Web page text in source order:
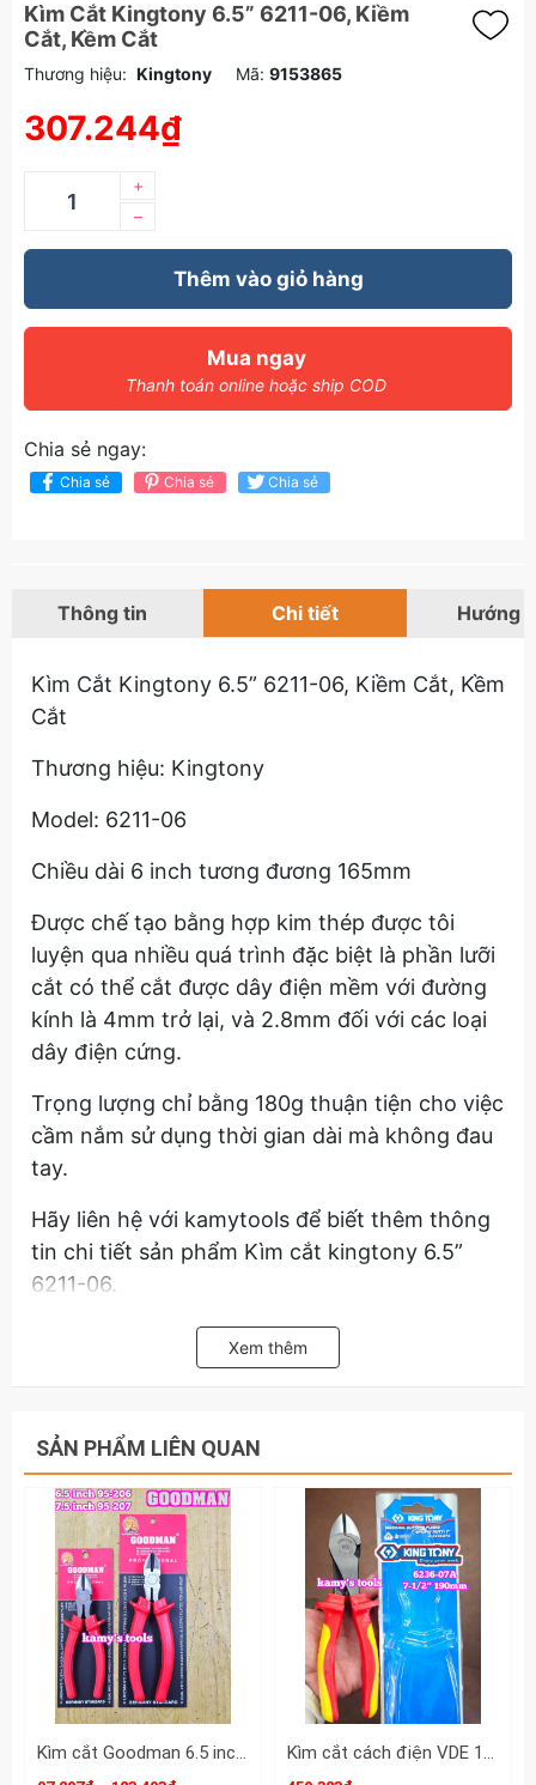
Kìm Cắt Kingtony 6.5” 6211-06, Kiềm
Cắt, Kềm Cắt
Thương hiệu: Kingtony Mã: 9153865
307.244₫
–
+
Thêm vào giỏ hàng
Mua ngay
Thanh toán online hoặc ship COD
Chia sẻ ngay:
Chia sẻ Chia sẻ Chia sẻ
Thông tin Chi tiết Hướng
Kìm Cắt Kingtony 6.5” 6211-06, Kiềm Cắt, Kềm
Cắt
Thương hiệu: Kingtony
Model: 6211-06
Chiều dài 6 inch tương đương 165mm
Được chế tạo bằng hợp kim thép được tôi
luyện qua nhiều quá trình đặc biệt là phần lưỡi
cắt có thể cắt được dây điện mềm với đường
kính là 4mm trở lại, và 2.8mm đối với các loại
dây điện cứng.
Trọng lượng chỉ bằng 180g thuận tiện cho việc
cầm nắm sử dụng thời gian dài mà không đau
tay.
Hãy liên hệ với kamytools để biết thêm thông
tin chi tiết sản phẩm Kìm cắt kingtony 6.5”
6211-06.
Xem thêm
SẢN PHẨM LIÊN QUAN
Kìm cắt Goodman 6.5 inch 7.5 inch chính hãng 95-206 95-207 Kìm cắt cách điện VDE 1000V Kingtony 7-1/2 inch 190mm 6236-07A